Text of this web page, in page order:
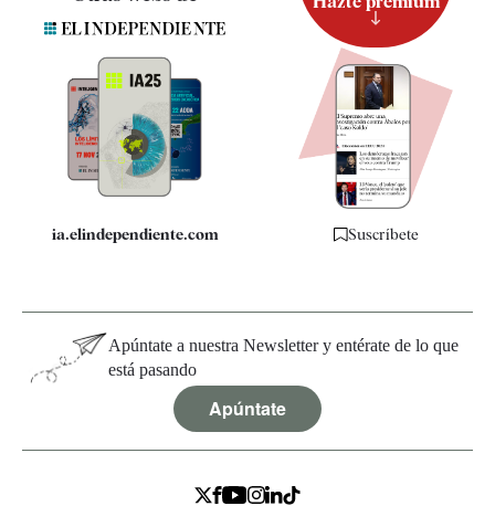
Quiénes somos
Especificaciones
ia.elindependiente.com Suscríbete
Apúntate a nuestra Newsletter y entérate de lo que
está pasando
Apúntate